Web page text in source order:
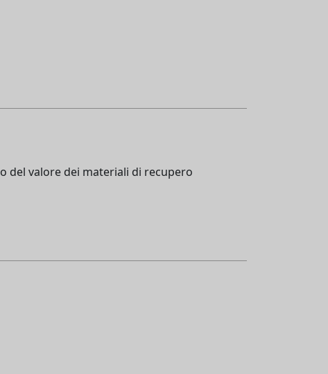
del valore dei materiali di recupero